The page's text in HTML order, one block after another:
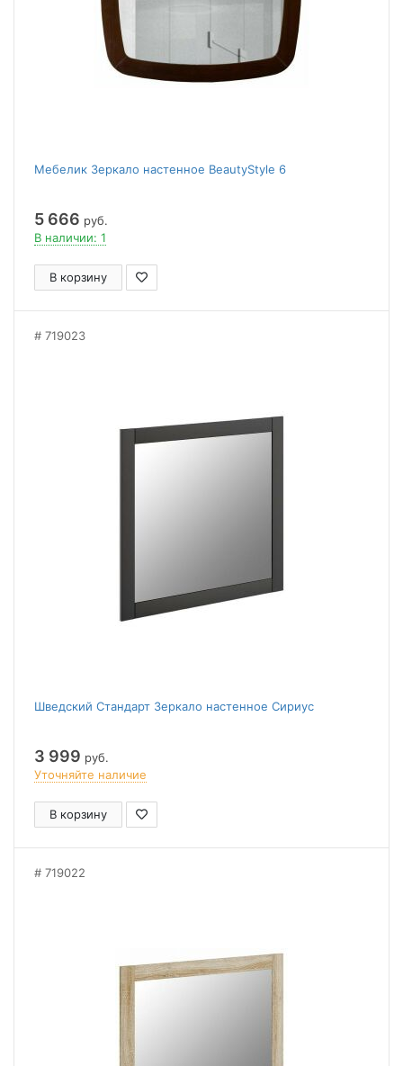
Мебелик Зеркало настенное BeautyStyle 6
5 666 руб.
В наличии: 1
В корзину
719023
Шведский Стандарт Зеркало настенное Сириус
3 999 руб.
Уточняйте наличие
В корзину
719022